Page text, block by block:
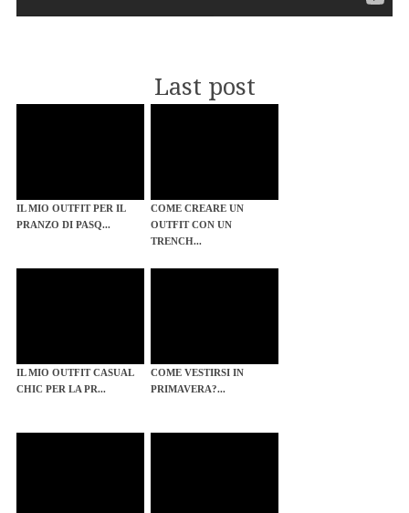
Last post
IL MIO OUTFIT PER IL
PRANZO DI PASQ...
COME CREARE UN
OUTFIT CON UN
TRENCH...
IL MIO OUTFIT CASUAL
CHIC PER LA PR...
COME VESTIRSI IN
PRIMAVERA?...